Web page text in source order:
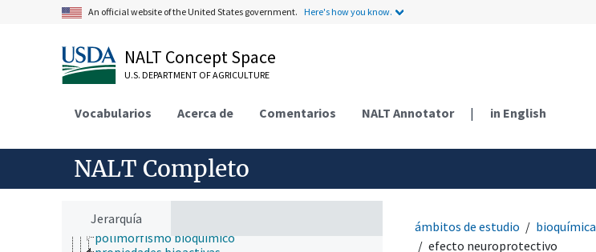
An official website of the United States government. Here's how you know.
NALT Concept Space
U.S. DEPARTMENT OF AGRICULTURE
Vocabularios Acerca de Comentarios NALT Annotator | in English
NALT Completo
Jerarquía
biología evolutiva
bioacumulación
biodisponibilidad
bioluminiscencia
biotransformación
compuestos bioquímicos
fuentes endógenas
fuentes exógenas
glicómica
inactivación
metabolismo
polimorfismo bioquímico
ámbitos de estudio bioquímica
efecto neuroprotectivo